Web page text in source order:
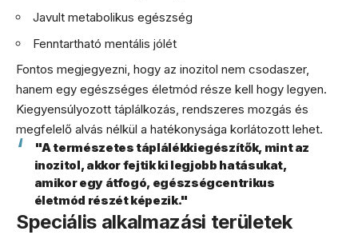
Javult metabolikus egészség
Fenntartható mentális jólét
Fontos megjegyezni, hogy az inozitol nem csodaszer,
hanem egy egészséges életmód része kell hogy legyen.
Kiegyensúlyozott táplálkozás, rendszeres mozgás és
megfelelő alvás nélkül a hatékonysága korlátozott lehet.
"A természetes táplálékkiegészítők, mint az
inozitol, akkor fejtik ki legjobb hatásukat,
amikor egy átfogó, egészségcentrikus
életmód részét képezik."
Speciális alkalmazási területek